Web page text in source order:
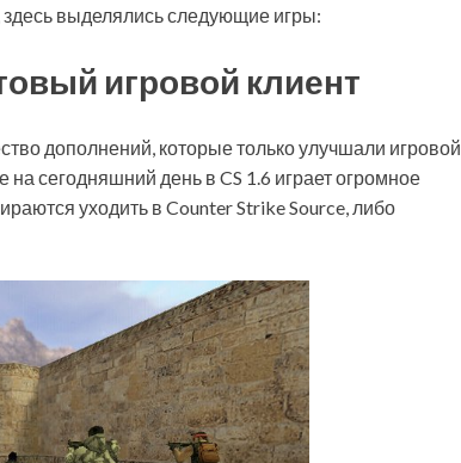
выделялись следующие игры:
игровой клиент
дополнений, которые только улучшали игровой
сегодняшний день в CS 1.6 играет огромное
уходить в Counter Strike Source, либо